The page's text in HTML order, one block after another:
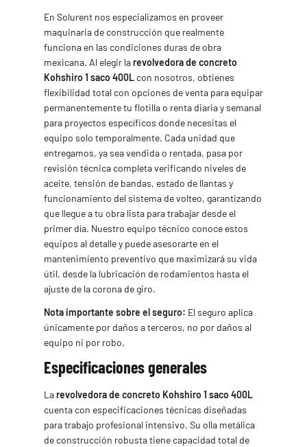
En Solurent nos especializamos en proveer
maquinaria de construcción que realmente
funciona en las condiciones duras de obra
mexicana. Al elegir larevolvedora de concreto
Kohshiro 1 saco 400L con nosotros, obtienes
flexibilidad total con opciones de venta para equipar
permanentemente tu flotilla o renta diaria y semanal
para proyectos específicos donde necesitas el
equipo solo temporalmente. Cada unidad que
entregamos, ya sea vendida o rentada, pasa por
revisión técnica completa verificando niveles de
aceite, tensión de bandas, estado de llantas y
funcionamiento del sistema de volteo, garantizando
que llegue a tu obra lista para trabajar desde el
primer día. Nuestro equipo técnico conoce estos
equipos al detalle y puede asesorarte en el
mantenimiento preventivo que maximizará su vida
útil, desde la lubricación de rodamientos hasta el
ajuste de la corona de giro.
Nota importante sobre el seguro: El seguro aplica
únicamente por daños a terceros, no por daños al
equipo ni por robo.
Especificaciones generales
Larevolvedora de concreto Kohshiro 1 saco 400L
cuenta con especificaciones técnicas diseñadas
para trabajo profesional intensivo. Su olla metálica
de construcción robusta tiene capacidad total de